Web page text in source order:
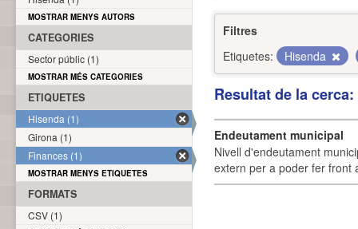
Filtres
Etiquetes:
Hisenda
Resultat de la
Endeutament municipal
Nivell d'endeutament
extern per a poder fer front
MOSTRAR MENYS AUTORS
CATEGORIES
Sector públic (1)
MOSTRAR MÉS CATEGORIES
ETIQUETES
Hisenda (1)
Girona (1)
Finances (1)
MOSTRAR MENYS ETIQUETES
FORMATS
CSV (1)